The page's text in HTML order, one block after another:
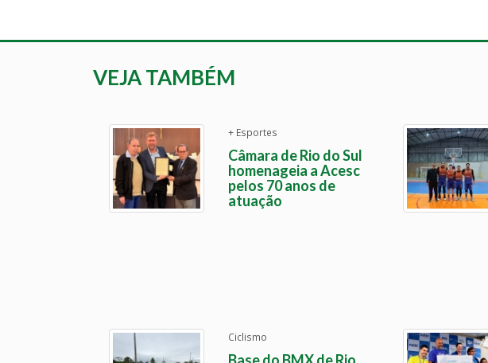
VEJA TAMBÉM
+ Esportes
Câmara de Rio do Sul
homenageia a Acesc
pelos 70 anos de
atuação
Ciclismo